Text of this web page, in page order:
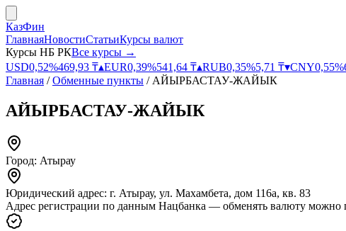
КазФин
ГлавнаяНовостиСтатьиКурсы валют
Курсы НБ РКВсе курсы →
USD0,52%469,93 ₸▴EUR0,39%541,64 ₸▴RUB0,35%5,71 ₸▾CNY0,55%
Главная /Обменные пункты / АЙЫРБАСТАУ-ЖАЙЫК
АЙЫРБАСТАУ-ЖАЙЫК
Город: Атырау
Юридический адрес: г. Атырау, ул. Махамбета, дом 116а, кв. 83
Адрес регистрации по данным Нацбанка — обменять валюту можно